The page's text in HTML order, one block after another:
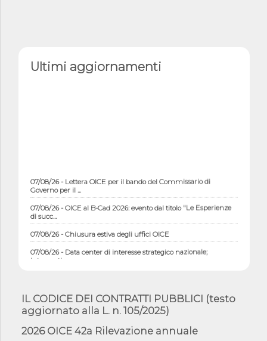
Ultimi aggiornamenti
07/08/26 - Lettera OICE per il bando del Commissario di
Governo per il ...
07/08/26 - OICE al B-Cad 2026: evento dal titolo "Le Esperienze
di succ...
07/08/26 - Chiusura estiva degli uffici OICE
07/08/26 - Data center di interesse strategico nazionale;
interventi pe...
07/08/26 - Ponte sullo Stretto di Messina: deliberata la
sussistenza di...
07/08/26 - Tunnel Brennero, dal Cipess via libera al quinto lotto
costr...
IL CODICE DEI CONTRATTI PUBBLICI (testo
aggiornato alla L. n. 105/2025)
2026 OICE 42a Rilevazione annuale